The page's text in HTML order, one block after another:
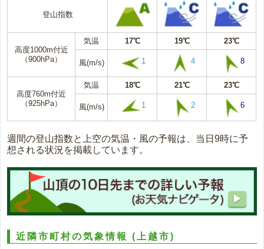
登山指数
高度1000m付近
（900hPa）
気温 17℃ 19℃ 23℃
風(m/s) 1 4 8
高度760m付近
（925hPa）
気温 18℃ 21℃ 23℃
風(m/s) 1 2 6
週間の登山指数と上空の気温・風の予報は、当日9時に予
想される状況を掲載しています。
近隣市町村の気象情報(上越市)